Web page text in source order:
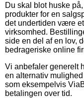
Du skal blot huske
produkter for en
det undertiden være
virksomhed.
side en del af en lov,
bedrageriske online
Vi anbefaler generelt
en alternativ
som eksempelvis
betalingen over tid.